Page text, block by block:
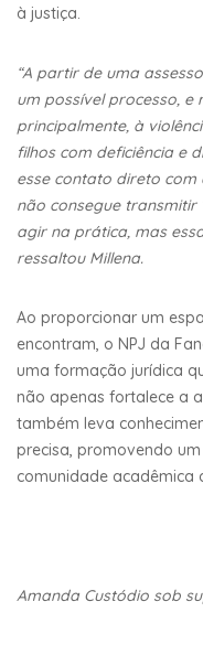
à justiça.
“A partir de uma
um possível processo, e
principalmente, à
filhos com deficiência e
esse contato direto
não consegue transmitir
agir na prática, mas
ressaltou Millena.
Ao proporcionar um
encontram, o NPJ da
uma formação jurídica
não apenas fortalece a
também leva
precisa, promovendo
comunidade acadêmica
Amanda Custódio sob